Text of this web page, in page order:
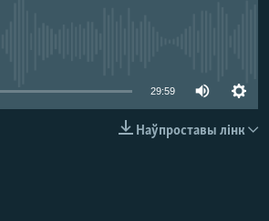
29:59
Наўпроставы лінк